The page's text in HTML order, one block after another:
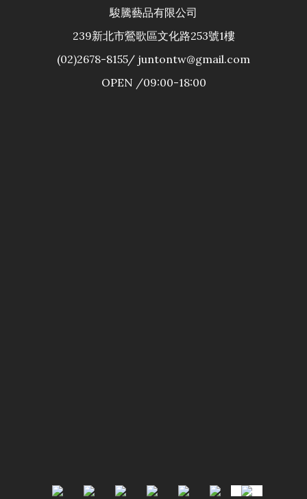
駿騰藝品有限公司
239新北市鶯歌區文化路253號1樓
(02)2678-8155/ juntontw@gmail.com
OPEN /09:00-18:00